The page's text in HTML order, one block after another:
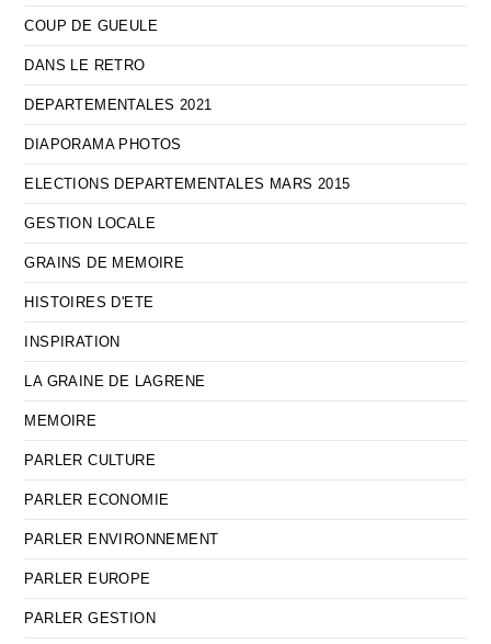
COUP DE GUEULE
DANS LE RETRO
DEPARTEMENTALES 2021
DIAPORAMA PHOTOS
ELECTIONS DEPARTEMENTALES MARS 2015
GESTION LOCALE
GRAINS DE MEMOIRE
HISTOIRES D'ETE
INSPIRATION
LA GRAINE DE LAGRENE
MEMOIRE
PARLER CULTURE
PARLER ECONOMIE
PARLER ENVIRONNEMENT
PARLER EUROPE
PARLER GESTION